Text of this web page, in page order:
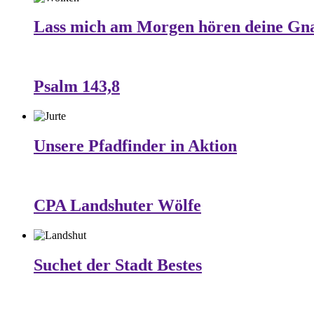
Lass mich am Morgen hören deine
Psalm 143,8
Unsere Pfadfinder in Aktion
CPA Landshuter Wölfe
Suchet der Stadt Bestes